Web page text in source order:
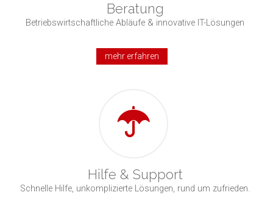
Beratung
Betriebswirtschaftliche Abläufe & innovative IT-Lösungen
mehr erfahren
Hilfe & Support
Schnelle Hilfe, unkomplizierte Lösungen, rund um zufrieden.